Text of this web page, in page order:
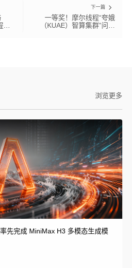
下一篇
一等奖！摩尔线程“夸娥
（KUAE）智算集群”问鼎
浏览更多
先完成 MiniMax H3 多模态生成模